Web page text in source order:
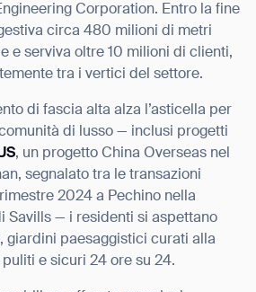
Corporation. Entro la fine
circa 480 milioni di metri
e serviva oltre 10 milioni di clienti,
tra i vertici del settore.
di fascia alta alza l’asticella per
di lusso — inclusi progetti
, un progetto China Overseas nel
segnalato tra le transazioni
2024 a Pechino nella
Savills — i residenti si aspettano
giardini paesaggistici curati alla
e sicuri 24 ore su 24.